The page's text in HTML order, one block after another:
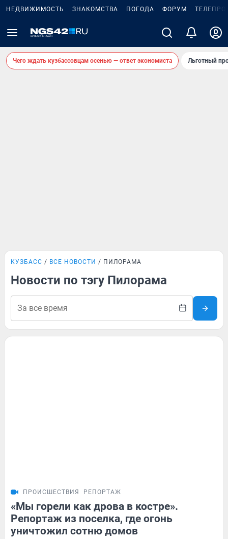
НЕДВИЖИМОСТЬ ЗНАКОМСТВА ПОГОДА ФОРУМ
Чего ждать кузбассовцам осенью — ответ экономиста Льготный
КУЗБАСС ВСЕ НОВОСТИ ПИЛОРАМА
Новости по тэгу Пилорама
ПРОИСШЕСТВИЯ РЕПОРТАЖ
«Мы горели как дрова в костре».
Репортаж из поселка, где огонь
уничтожил сотню домов